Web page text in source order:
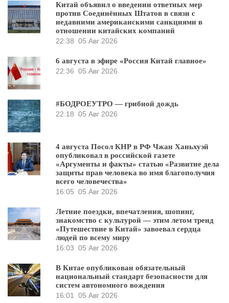
Китай объявил о введении ответных мер
против Соединённых Штатов в связи с
недавними американскими санкциями в
отношении китайских компаний
22:38 05 Авг 2026
6 августа в эфире «Россия Китай главное»
22:36 05 Авг 2026
#БОДРОЕУТРО — грибной дождь
22:18 05 Авг 2026
4 августа Посол КНР в РФ Чжан Ханьхуэй
опубликовал в российской газете
«Аргументы и факты» статью «Развитие дела
защиты прав человека во имя благополучия
всего человечества»
16:05 05 Авг 2026
Летние поездки, впечатления, шопинг,
знакомство с культурой — этим летом тренд
«Путешествие в Китай» завоевал сердца
людей по всему миру
16:03 05 Авг 2026
В Китае опубликован обязательный
национальный стандарт безопасности для
систем автономного вождения
16:01
05 Авг 2026